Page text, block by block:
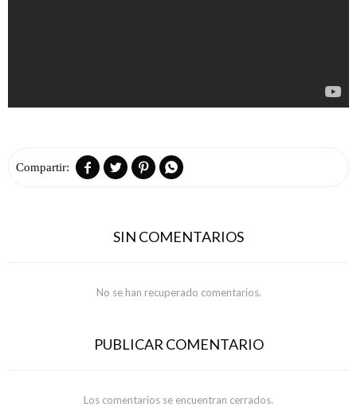
   
SIN COMENTARIOS
No se han recuperado comentarios.
PUBLICAR COMENTARIO
Los comentarios se encuentran cerrados.